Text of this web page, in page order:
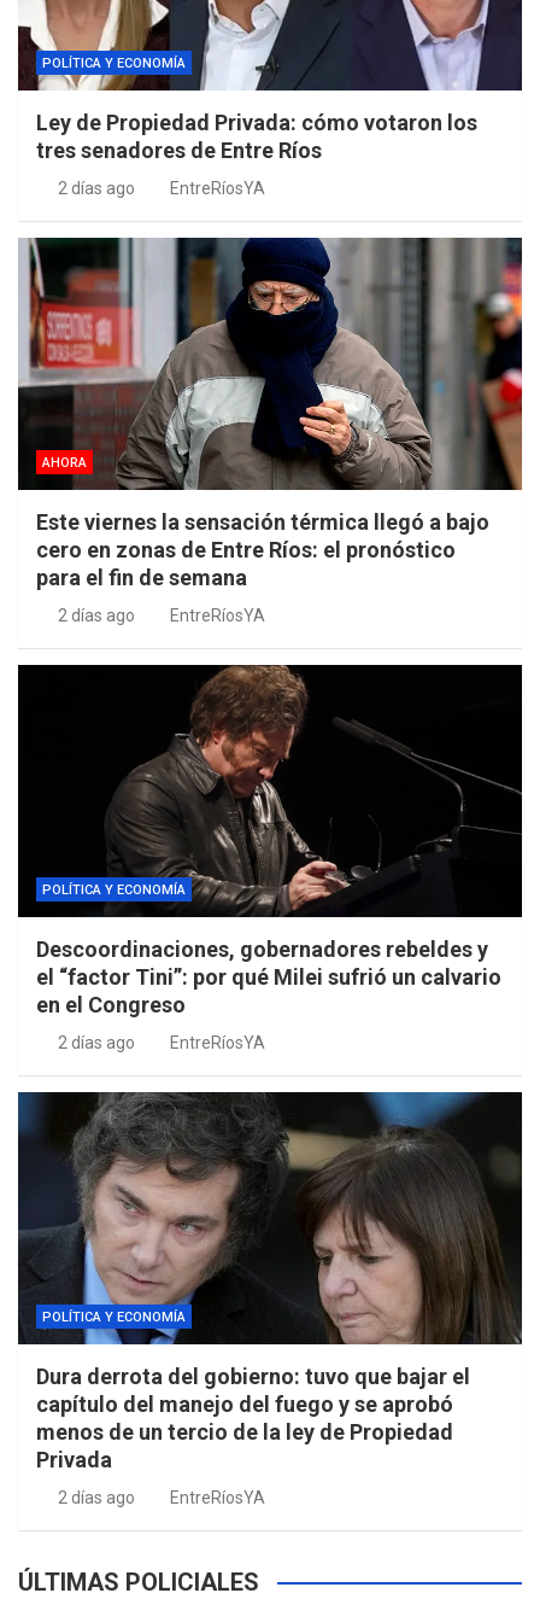
POLÍTICA Y ECONOMÍA
Ley de Propiedad Privada: cómo votaron los
tres senadores de Entre Ríos
2 días ago EntreRíosYA
AHORA
Este viernes la sensación térmica llegó a bajo
cero en zonas de Entre Ríos: el pronóstico
para el fin de semana
2 días ago EntreRíosYA
POLÍTICA Y ECONOMÍA
Descoordinaciones, gobernadores rebeldes y
el “factor Tini”: por qué Milei sufrió un calvario
en el Congreso
2 días ago EntreRíosYA
POLÍTICA Y ECONOMÍA
Dura derrota del gobierno: tuvo que bajar el
capítulo del manejo del fuego y se aprobó
menos de un tercio de la ley de Propiedad
Privada
2 días ago EntreRíosYA
ÚLTIMAS POLICIALES